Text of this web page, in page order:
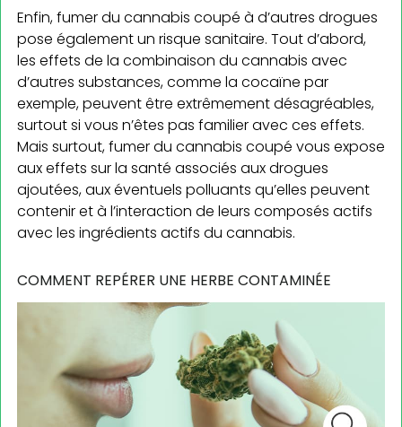
Enfin, fumer du cannabis coupé à d’autres drogues
pose également un risque sanitaire. Tout d’abord,
les effets de la combinaison du cannabis avec
d’autres substances, comme la cocaïne par
exemple, peuvent être extrêmement désagréables,
surtout si vous n’êtes pas familier avec ces effets.
Mais surtout, fumer du cannabis coupé vous expose
aux effets sur la santé associés aux drogues
ajoutées, aux éventuels polluants qu’elles peuvent
contenir et à l’interaction de leurs composés actifs
avec les ingrédients actifs du cannabis.
COMMENT REPÉRER UNE HERBE CONTAMINÉE